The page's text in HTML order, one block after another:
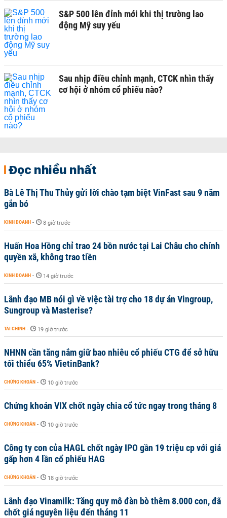
S&P 500 lên đỉnh mới khi thị trường lao
động Mỹ suy yếu
Sau nhịp điều chỉnh mạnh, CTCK nhìn thấy
cơ hội ở nhóm cổ phiếu nào?
Đọc nhiều nhất
Bà Lê Thị Thu Thủy gửi lời chào tạm biệt VinFast sau 9 năm
gắn bó
KINH DOANH - 8 giờ trước
Huấn Hoa Hồng chỉ trao 24 bồn nước tại Lai Châu cho chính
quyền xã, không trao tiền
KINH DOANH - 14 giờ trước
Lãnh đạo MB nói gì về việc tài trợ cho 18 dự án Vingroup,
Sungroup và Masterise?
TÀI CHÍNH - 19 giờ trước
NHNN cần tăng nắm giữ bao nhiêu cổ phiếu CTG để sở hữu
tối thiểu 65% VietinBank?
CHỨNG KHOÁN - 10 giờ trước
Chứng khoán VIX chốt ngày chia cổ tức ngay trong tháng 8
CHỨNG KHOÁN - 10 giờ trước
Công ty con của HAGL chốt ngày IPO gần 19 triệu cp với giá
gấp hơn 4 lần cổ phiếu HAG
CHỨNG KHOÁN - 18 giờ trước
Lãnh đạo Vinamilk: Tăng quy mô đàn bò thêm 8.000 con, đã
chốt giá nguyên liệu đến tháng 11